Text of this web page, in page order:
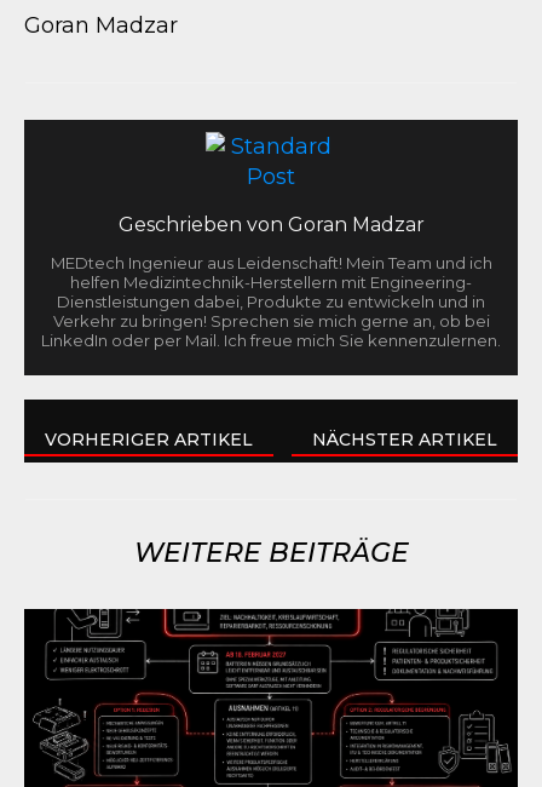
Goran Madzar
Geschrieben von Goran Madzar
MEDtech Ingenieur aus Leidenschaft! Mein Team und ich
helfen Medizintechnik-Herstellern mit Engineering-
Dienstleistungen dabei, Produkte zu entwickeln und in
Verkehr zu bringen! Sprechen sie mich gerne an, ob bei
LinkedIn oder per Mail. Ich freue mich Sie kennenzulernen.
VORHERIGER ARTIKEL NÄCHSTER ARTIKEL
WEITERE BEITRÄGE